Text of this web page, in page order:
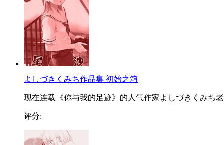
よしづきくみち作品集 初始之箱
现在连载《你与我的足迹》的人气作家よしづきくみち
评分: